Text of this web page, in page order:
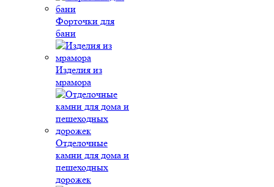
Форточки для
бани
Изделия из
мрамора
Отделочные
камни для дома и
пешеходных
дорожек